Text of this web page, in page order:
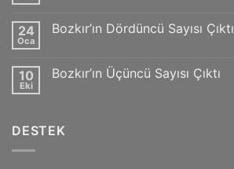
alışverişlerinizde
24
Oca
Bozkır’ın Dördüncü Sayısı Çıktı
Dördüncü
10
Eki
Bozkır’ın Üçüncü Sayısı Çıktı
Sayısı
DESTEK